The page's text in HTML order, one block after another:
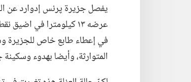
يفصل جزيرة پرنس إدوارد عن
في إعطاء طابع خاص للجزيرة
المتوارثة،‏ وأيضا بهدوء